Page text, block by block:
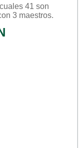
41 son
3 maestros.